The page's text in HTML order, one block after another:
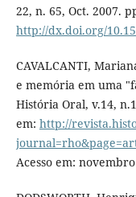
22, n. 65, Oct. 2007.
http://dx.doi.org/
CAVALCANTI,
e memória em uma
História Oral, v.14,
em: http://
Acesso em: